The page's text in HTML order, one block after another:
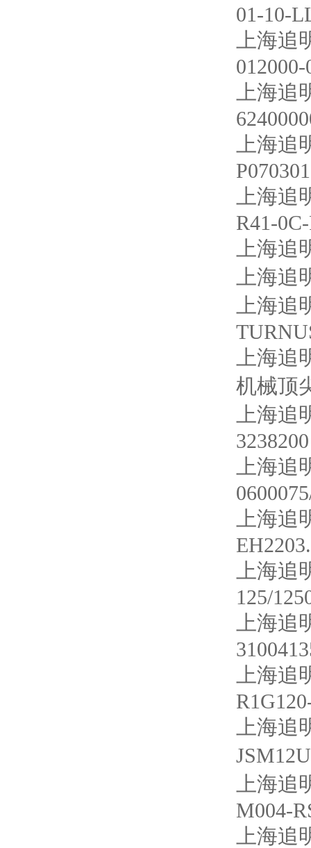
01-10-
上海
012000-
上海
上海
上海
R41-
上海
上海
上海
上海
机械顶
上海
3238200
上海
上海
上海
125/
上海
上海
上海
上海
M004-
上海